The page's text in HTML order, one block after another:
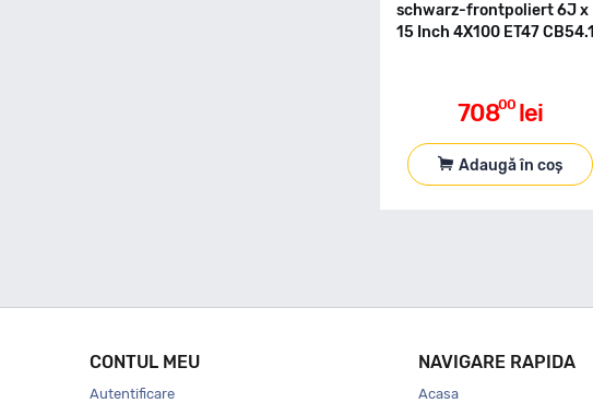
schwarz-frontpoliert 6J x
15 Inch 4X100 ET47 CB54.1
70800 lei
Adaugă în coș
CONTUL MEU
Autentificare
NAVIGARE RAPIDA
Acasa